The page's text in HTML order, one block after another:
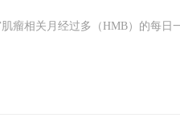
瘤相关月经过多（HMB）的每日